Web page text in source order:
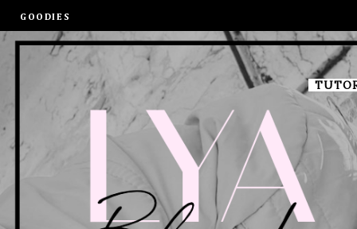
GOODIES